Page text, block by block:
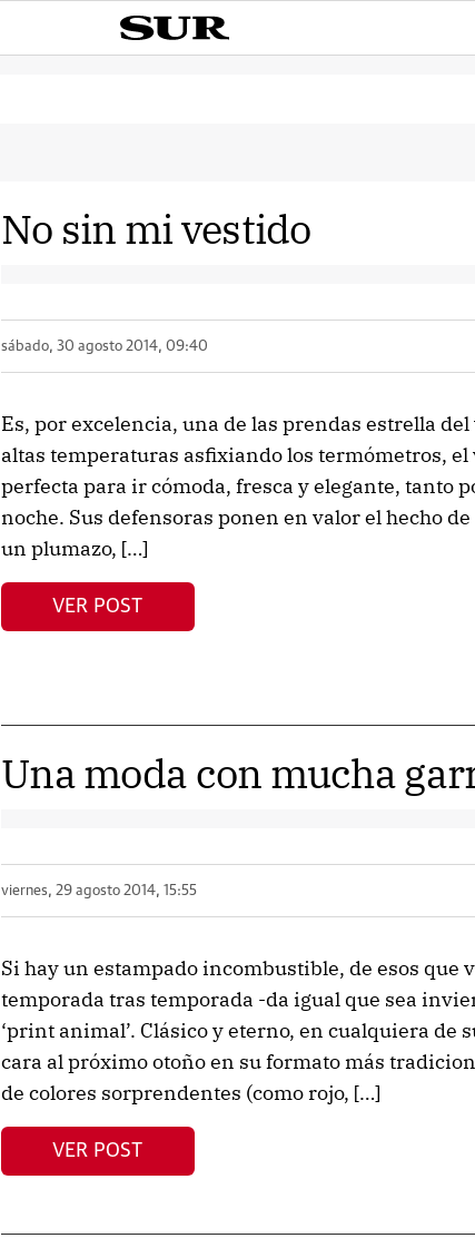
No sin mi vestido
sábado, 30 agosto 2014, 09:40
Es, por excelencia, una de las prendas estrella del
altas temperaturas asfixiando los termómetros,
perfecta para ir cómoda, fresca y elegante, tanto
noche. Sus defensoras ponen en valor el hecho
un plumazo, […]
VER POST
Una moda con mucha
viernes, 29 agosto 2014, 15:55
Si hay un estampado incombustible, de esos que
temporada tras temporada -da igual que sea
‘print animal’. Clásico y eterno, en cualquiera de
cara al próximo otoño en su formato más
de colores sorprendentes (como rojo, […]
VER POST